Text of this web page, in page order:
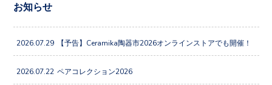
お知らせ
2026.07.29 【予告】Ceramika陶器市2026オンラインストアでも開催！
2026.07.22 ペアコレクション2026